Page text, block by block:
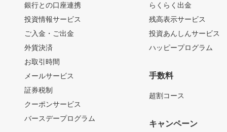
銀行との口座連携
投資情報サービス
ご入金・ご出金
外貨決済
お取引時間
メールサービス
証券税制
クーポンサービス
バースデープログラム
らくらく出金
残高表示サービス
投資あんしんサービス
ハッピープログラム
手数料
超割コース
キャンペーン